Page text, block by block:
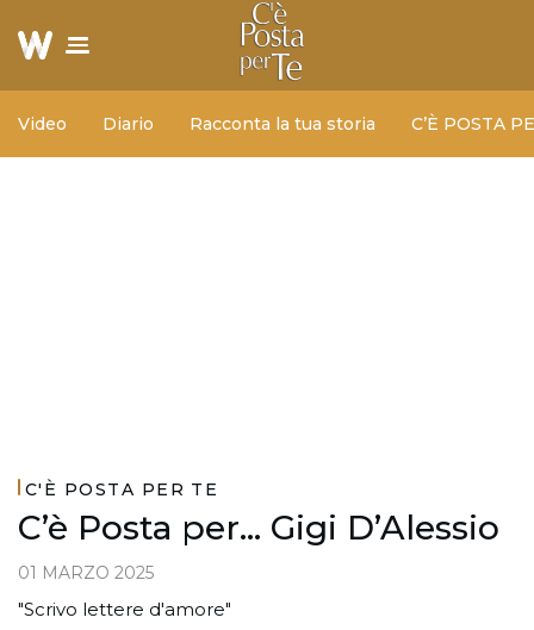
Video Diario Racconta la tua storia C’È POSTA
C'È POSTA PER TE
C’è Posta per… Gigi D’Alessio
01 MARZO 2025
"Scrivo lettere d'amore"